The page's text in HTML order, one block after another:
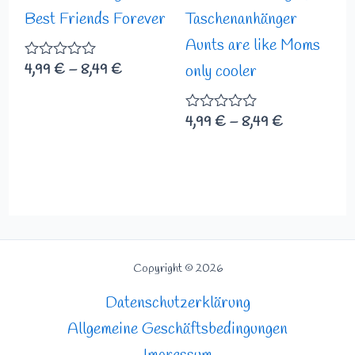
Best Friends Forever
Bewertet
mit
4,99 € –8,49 €
Taschenanhänger
Aunts are like Moms
only cooler
Bewertet
mit
4,99 € –8,49 €
Copyright © 2026
Datenschutzerklärung
Allgemeine Geschäftsbedingungen